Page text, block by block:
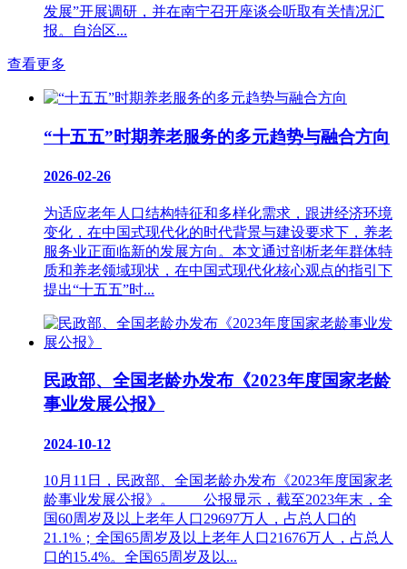
发展”开展调研，并在南宁召开座谈会听取有关情况汇
报。自治区...
查看更多
“十五五”时期养老服务的多元趋势与融合方向
2026-02-26
为适应老年人口结构特征和多样化需求，跟进经济环境
变化，在中国式现代化的时代背景与建设要求下，养老
服务业正面临新的发展方向。本文通过剖析老年群体特
质和养老领域现状，在中国式现代化核心观点的指引下
提出“十五五”时...
民政部、全国老龄办发布《2023年度国家老龄
事业发展公报》
2024-10-12
10月11日，民政部、全国老龄办发布《2023年度国家老
龄事业发展公报》。 公报显示，截至2023年末，全
国60周岁及以上老年人口29697万人，占总人口的
21.1%；全国65周岁及以上老年人口21676万人，占总人
口的15.4%。全国65周岁及以...